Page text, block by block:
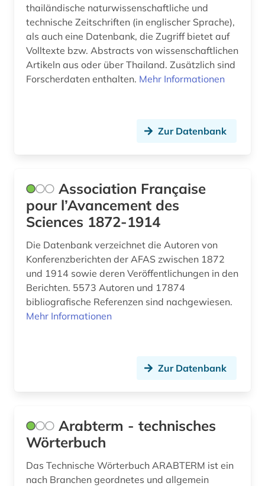
thailändische naturwissenschaftliche und
technische Zeitschriften (in englischer Sprache),
als auch eine Datenbank, die Zugriff bietet auf
Volltexte bzw. Abstracts von wissenschaftlichen
Artikeln aus oder über Thailand. Zusätzlich sind
Forscherdaten enthalten. Mehr Informationen
Zur Datenbank
Association Française
pour l’Avancement des
Sciences 1872-1914
Die Datenbank verzeichnet die Autoren von
Konferenzberichten der AFAS zwischen 1872
und 1914 sowie deren Veröffentlichungen in den
Berichten. 5573 Autoren und 17874
bibliografische Referenzen sind nachgewiesen.
Mehr Informationen
Zur Datenbank
Arabterm - technisches
Wörterbuch
Das Technische Wörterbuch ARABTERM ist ein
nach Branchen geordnetes und allgemein